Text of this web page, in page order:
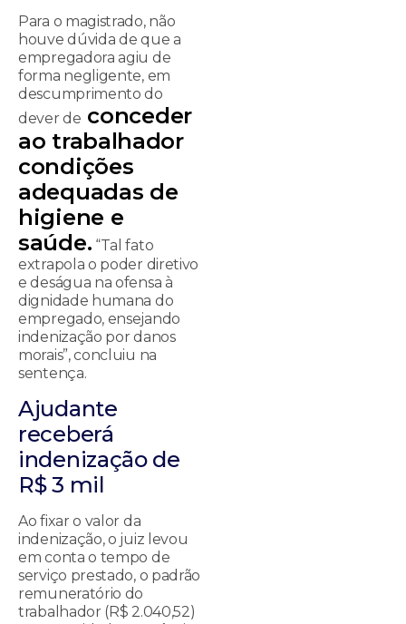
Para o magistrado, não
houve dúvida de que a
empregadora agiu de
forma negligente, em
descumprimento do
dever de conceder
ao trabalhador
condições
adequadas de
higiene e
saúde. “Tal fato
extrapola o poder diretivo
e deságua na ofensa à
dignidade humana do
empregado, ensejando
indenização por danos
morais”, concluiu na
sentença.
Ajudante
receberá
indenização de
R$ 3 mil
Ao fixar o valor da
indenização, o juiz levou
em conta o tempo de
serviço prestado, o padrão
remuneratório do
trabalhador (R$ 2.040,52)